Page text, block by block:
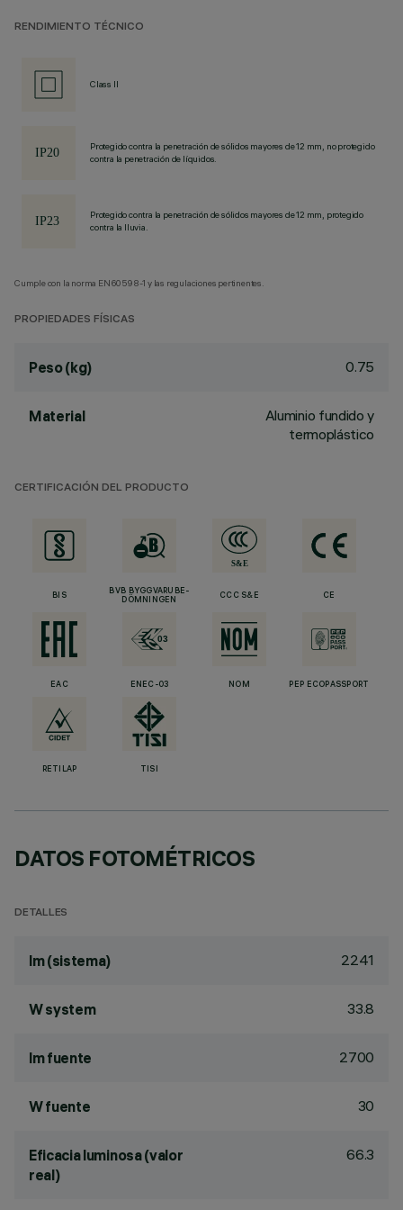
RENDIMIENTO TÉCNICO
Class II
Protegido contra la penetración de sólidos mayores de 12 mm, no protegido
contra la penetración de líquidos.
Protegido contra la penetración de sólidos mayores de 12 mm, protegido
contra la lluvia.
Cumple con la norma EN60598-1 y las regulaciones pertinentes.
PROPIEDADES FÍSICAS
Peso (kg) 0.75
Material
Aluminio fundido y
termoplástico
CERTIFICACIÓN DEL PRODUCTO
BIS
BVB BYGGVARUBE-
DÖMNINGEN
CCC S&E CE
EAC ENEC-03 NOM PEP ECOPASSPORT
RETILAP TISI
DATOS FOTOMÉTRICOS
DETALLES
lm (sistema) 2241
W system 33.8
lm fuente 2700
W fuente 30
Eficacia luminosa (valor
real)
66.3